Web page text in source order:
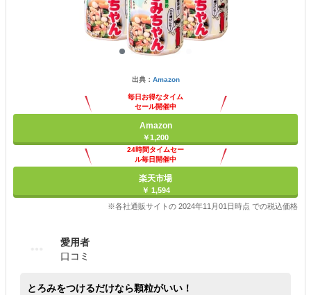
出典： Amazon
毎日お得なタイム
セール開催中
Amazon
￥1,200
24時間タイムセー
ル毎日開催中
楽天市場
￥ 1,594
※各社通販サイトの 2024年11月01日時点 での税込価格
愛用者
口コミ
とろみをつけるだけなら顆粒がいい！